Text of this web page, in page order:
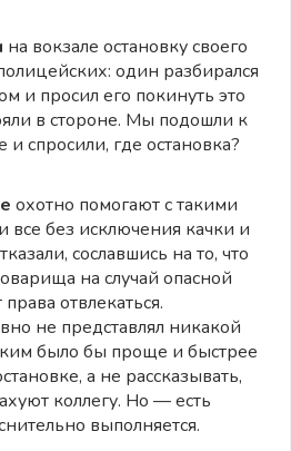
на вокзале остановку своего
один разбирался
и просил его покинуть это
в стороне. Мы подошли к
спросили, где остановка?
охотно помогают с такими
все без исключения качки и
сославшись на то, что
на случай опасной
отвлекаться.
не представлял никакой
было бы проще и быстрее
а не рассказывать,
коллегу. Но — есть
выполняется.